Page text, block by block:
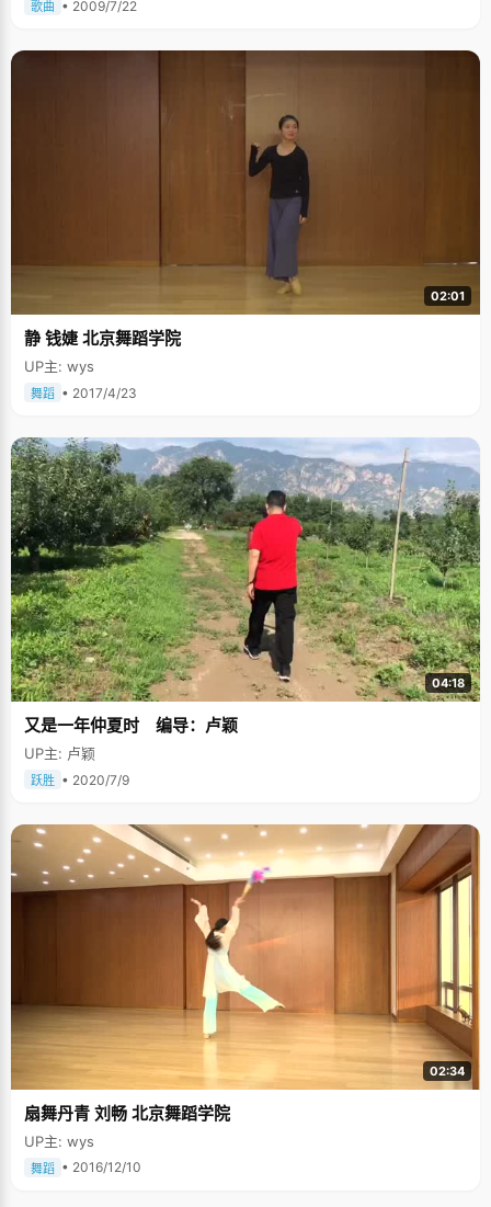
歌曲 • 2009/7/22
02:01
静 钱婕 北京舞蹈学院
UP主: wys
舞蹈 • 2017/4/23
04:18
又是一年仲夏时 编导：卢颖
UP主: 卢颖
跃胜 • 2020/7/9
02:34
扇舞丹青 刘畅 北京舞蹈学院
UP主: wys
舞蹈 • 2016/12/10